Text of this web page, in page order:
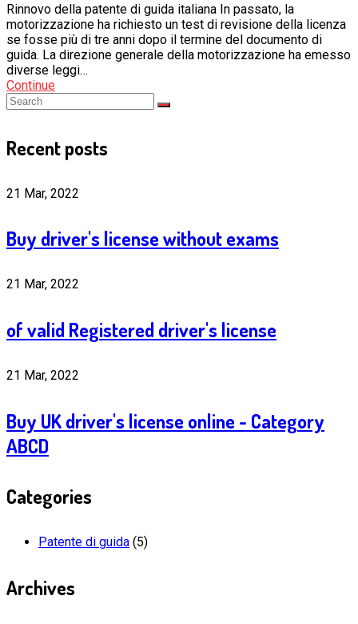
Rinnovo della patente di guida italiana In passato, la
motorizzazione ha richiesto un test di revisione della licenza
se fosse più di tre anni dopo il termine del documento di
guida. La direzione generale della motorizzazione ha emesso
diverse leggi…
Continue
Recent posts
21 Mar, 2022
Buy driver's license without exams
21 Mar, 2022
of valid Registered driver's license
21 Mar, 2022
Buy UK driver's license online - Category
ABCD
Categories
Patente di guida (5)
Archives